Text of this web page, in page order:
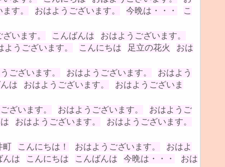
す。 おはようございます。 今晩は・・・
こ
います。 こんばんは
おはようございます。
ようございます。 こんにちは 足立の花火
おは
ございます。 おはようございます。
おはよう
は おはようございます。
おはようございま
ざいます。 おはようございます。
おはようご
おはようございます。
おはようございます。
町 こんにちは！ おはようございます。
おはよ
んは こんにちは こんばんは 今晩は・・・
おは